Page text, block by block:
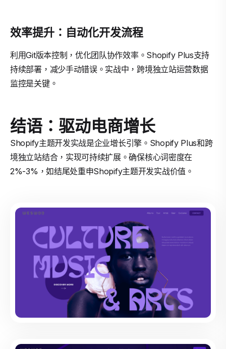
效率提升：自动化开发流程
利用Git版本控制，优化团队协作效率。Shopify Plus支持
持续部署，减少手动错误。实战中，跨境独立站运营数据
监控是关键。
结语：驱动电商增长
Shopify主题开发实战是企业增长引擎。Shopify Plus和跨
境独立站结合，实现可持续扩展。确保核心词密度在
2%-3%，如结尾处重申Shopify主题开发实战价值。